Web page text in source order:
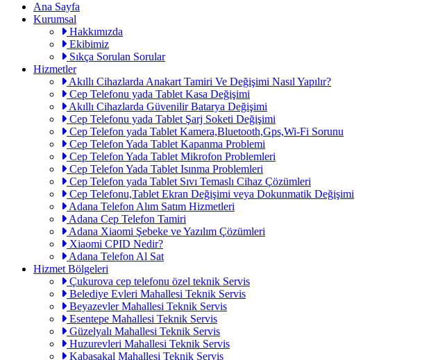
Ana Sayfa
Kurumsal
Hakkımızda
Ekibimiz
Sıkça Sorulan Sorular
Hizmetler
Akıllı Cihazlarda Anakart Tamiri Ve Değişimi Nasıl Yapılır?
Cep Telefonu yada Tablet Kasa Değişimi
Akıllı Cihazlarda Güvenilir Batarya Değişimi
Cep Telefonu yada Tablet Şarj Soketi Değişimi
Cep Telefon yada Tablet Kamera,Bluetooth,Gps,Wi-Fi Sorunu
Cep Telefon Yada Tablet Kapanma Problemi
Cep Telefon Yada Tablet Mikrofon Problemleri
Cep Telefon Yada Tablet Isınma Problemleri
Cep Telefon yada Tablet Sıvı Temaslı Cihaz Çözümleri
Cep Telefonu,Tablet Ekran Değişimi veya Dokunmatik Değişimi
Adana Telefon Alım Satım Hizmetleri
Adana Cep Telefon Tamiri
Adana Xiaomi Şebeke ve Yazılım Çözümleri
Xiaomi CPID Nedir?
Adana Telefon Al Sat
Hizmet Bölgeleri
Çukurova cep telefonu özel teknik Servis
Belediye Evleri Mahallesi Teknik Servis
Beyazevler Mahallesi Teknik Servis
Esentepe Mahallesi Teknik Servis
Güzelyalı Mahallesi Teknik Servis
Huzurevleri Mahallesi Teknik Servis
Kabasakal Mahallesi Teknik Servis